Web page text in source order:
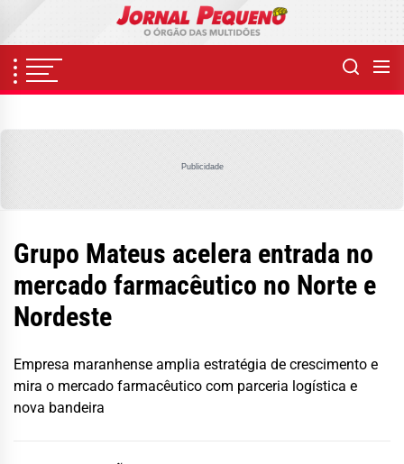
content
Publicidade
Grupo Mateus acelera entrada no
mercado farmacêutico no Norte e
Nordeste
Empresa maranhense amplia estratégia de crescimento e
mira o mercado farmacêutico com parceria logística e
nova bandeira